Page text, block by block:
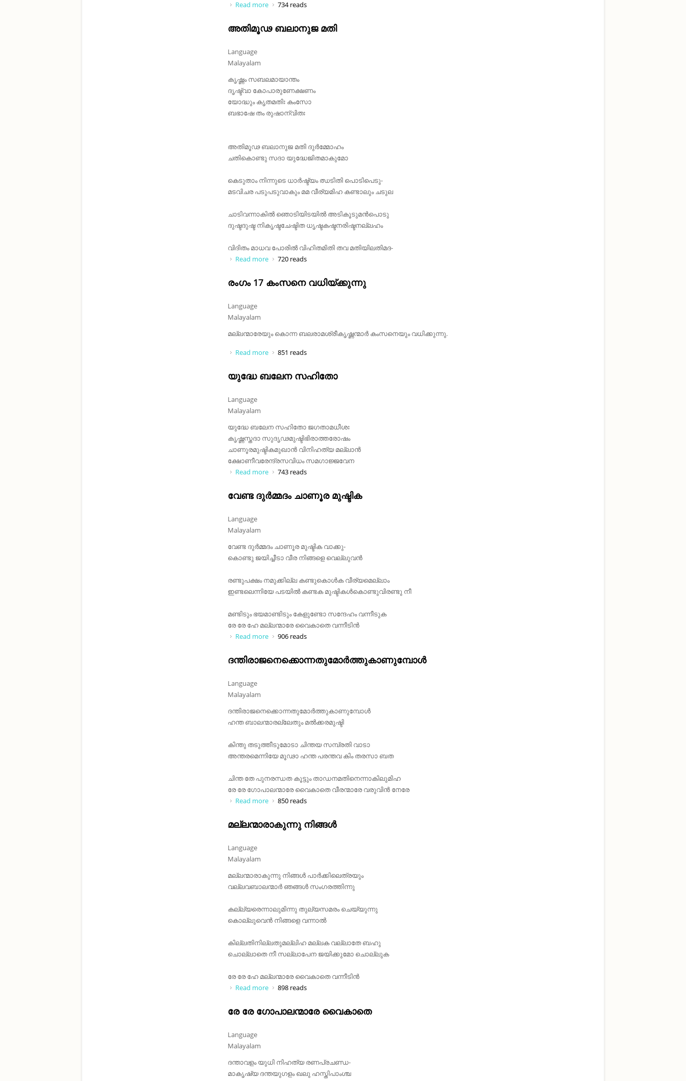
Read more about നരപാലവര ഘോരം പൊരുതുവിരുതുകൾ
734 reads
അതിമൂഢ ബലാനുജ മതി
Language
Malayalam
കൃഷ്ണം സബലമായാന്തം
ദൃഷ്ട്വാ കോപാരുണേക്ഷണം
യോദ്ധും കൃതമതിഃ കംസോ
ബഭാഷേ തം രുഷാന്വിതഃ
അതിമൂഢ ബലാനുജ മതി ദുർമ്മോഹം
ചതികൊണ്ടു സദാ യുദ്ധേജിതമാകുമോ
കെടുതാം നിന്നുടെ ധാർഷ്ട്യം ഝടിതി പൊടിപെടു-
മടവിചര പടുപടുവാകും മമ വീര്യമിഹ കണ്ടാലും ചടുല
ചാടിവന്നാകിൽ ഞൊടിയിടയിൽ അടികൂടുമൻപൊടു
ദുഷ്ടദുഷ്ട നികൃഷ്ടചേഷ്ടിത ധൃഷ്ടകഷ്ടനരിഷ്ടനല്ലഹം
വിദിതം മാധവ പോരിൽ വിഹിതമിതി തവ മതിയിലതിമദ-
Read more about അതിമൂഢ ബലാനുജ മതി
720 reads
രംഗം 17 കംസനെ വധിയ്ക്കുന്നു
Language
Malayalam
മല്ലന്മാരേയും കൊന്ന ബലരാമശ്രീകൃഷ്ണന്മാർ കംസനെയും വധിക്കുന്നു.
Read more about രംഗം 17 കംസനെ വധിയ്ക്കുന്നു
851 reads
യുദ്ധേ ബലേന സഹിതോ
Language
Malayalam
യുദ്ധേ ബലേന സഹിതോ ജഗതാമധീശഃ
കൃഷ്ണസ്തദാ സുദൃഢമുഷ്ടിഭിരാത്തരോഷം
ചാണൂരമുഷ്ടികമുഖാൻ വിനിഹത്യ മല്ലാൻ
ക്ഷോണീവരേന്ദ്രസവിധം സമഗാജ്ജവേന
Read more about യുദ്ധേ ബലേന സഹിതോ
743 reads
വേണ്ട ദുർമ്മദം ചാണൂര മുഷ്ടിക
Language
Malayalam
വേണ്ട ദുർമ്മദം ചാണൂര മുഷ്ടിക വാക്കു-
കൊണ്ടു ജയിച്ചീടാ വീര നിങ്ങളെ വെല്ലുവൻ
രണ്ടുപക്ഷം നമുക്കില്ല കണ്ടുകൊൾക വീര്യമെല്ലാം
ഇണ്ടലെന്നിയേ പടയിൽ കണ്ടക മുഷ്ടികൾകൊണ്ടുവിരണ്ടു നീ
മണ്ടിടും ഭയമാണ്ടിടും കേളുണ്ടോ സന്ദേഹം വന്നീടുക
രേ രേ ഹേ മല്ലന്മാരേ വൈകാതെ വന്നീടിൻ
Read more about വേണ്ട ദുർമ്മദം ചാണൂര മുഷ്ടിക
906 reads
ദന്തിരാജനെക്കൊന്നതുമോർത്തുകാണുമ്പോൾ
Language
Malayalam
ദന്തിരാജനെക്കൊന്നതുമോർത്തുകാണുമ്പോൾ
ഹന്ത ബാലന്മാരല്ലേതും മൽക്കരമുഷ്ടി
കിന്തു തടുത്തീടുമോടാ ചിന്തയ സമ്പ്രതി വാടാ
അന്തരമെന്നിയേ മൂഢാ ഹന്ത പരന്തവ കിം തരസാ ബത
ചിന്ത തേ പുനരന്ധത കൂട്ടും താഡനമതിനെന്നാകിലുമിഹ
രേ രേ ഗോപാലന്മാരേ വൈകാതെ വീരന്മാരേ വരുവിൻ നേരേ
Read more about ദന്തിരാജനെക്കൊന്നതുമോർത്തുകാണുമ്പോൾ
850 reads
മല്ലന്മാരാകുന്നു നിങ്ങൾ
Language
Malayalam
മല്ലന്മാരാകുന്നു നിങ്ങൾ പാർക്കിലെത്രയും
വല്ലവബാലന്മാർ ഞങ്ങൾ സംഗരത്തിന്നു
കല്ല്യരെന്നാലുമിന്നു തുല്യസമരം ചെയ്യുന്നു
കൊല്ലുവെൻ നിങ്ങളെ വന്നാൽ
കില്ലതിനില്ലതുമല്ലിഹ മല്ലക വല്ലാതേ ബഹു
ചൊല്ലാതെ നീ സല്ലാപേന ജയിക്കുമോ ചൊല്ലുക
രേ രേ ഹേ മല്ലന്മാരേ വൈകാതെ വന്നീടിൻ
Read more about മല്ലന്മാരാകുന്നു നിങ്ങൾ
898 reads
രേ രേ ഗോപാലന്മാരേ വൈകാതെ
Language
Malayalam
ദന്താവളം യുധി നിഹത്യ രണപ്രചണ്ഡ-
മാകൃഷ്യ ദന്തയുഗളം ഖലു ഹസ്തിപാംശ്ച